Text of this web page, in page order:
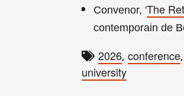
Convenor, 'The
contemporain de
2026, conference,
university